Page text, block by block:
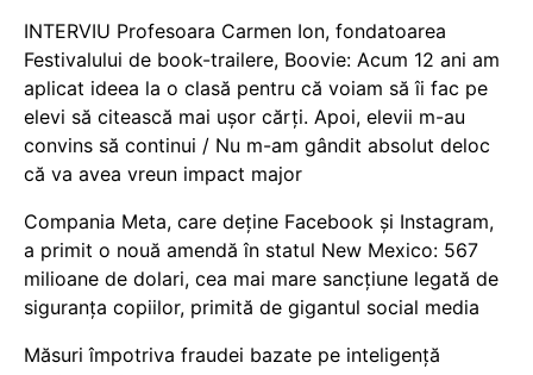
INTERVIU Profesoara Carmen Ion, fondatoarea
Festivalului de book-trailere, Boovie: Acum 12 ani am
aplicat ideea la o clasă pentru că voiam să îi fac pe
elevi să citească mai ușor cărți. Apoi, elevii m-au
convins să continui / Nu m-am gândit absolut deloc
că va avea vreun impact major
Compania Meta, care deține Facebook și Instagram,
a primit o nouă amendă în statul New Mexico: 567
milioane de dolari, cea mai mare sancțiune legată de
siguranța copiilor, primită de gigantul social media
Măsuri împotriva fraudei bazate pe inteligență